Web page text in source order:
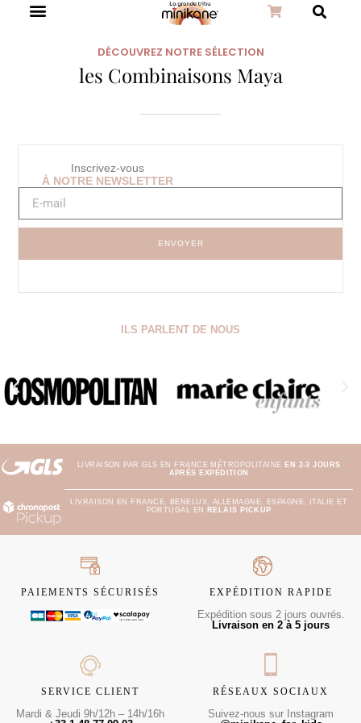
DÉCOUVREZ NOTRE SÉLECTION
les Combinaisons Maya
Inscrivez-vous
À NOTRE NEWSLETTER
ENVOYER
ILS PARLENT DE NOUS
LIVRAISON PAR GLS EN FRANCE MÉTROPOLITAINE EN 2-3 JOURS
APRÈS EXPÉDITION
LIVRAISON EN FRANCE, BENELUX, ALLEMAGNE, ESPAGNE, ITALIE ET
PORTUGAL EN
RELAIS PICKUP
PAIEMENTS SÉCURISÉS EXPÉDITION RAPIDE
Expédition sous 2 jours ouvrés.
Livraison en 2 à 5 jours
SERVICE CLIENT
Mardi & Jeudi 9h/12h – 14h/16h
RÉSEAUX SOCIAUX
Suivez-nous sur Instagram